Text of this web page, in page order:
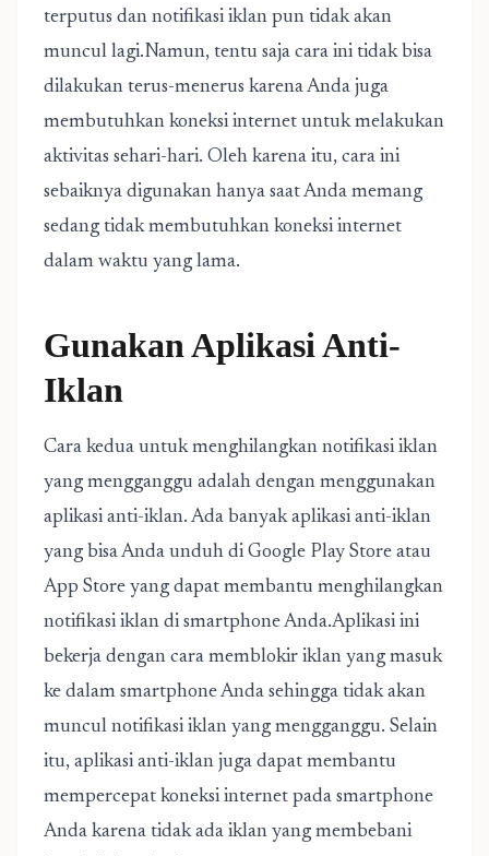
terputus dan notifikasi iklan pun tidak akan
muncul lagi.Namun, tentu saja cara ini tidak bisa
dilakukan terus-menerus karena Anda juga
membutuhkan koneksi internet untuk melakukan
aktivitas sehari-hari. Oleh karena itu, cara ini
sebaiknya digunakan hanya saat Anda memang
sedang tidak membutuhkan koneksi internet
dalam waktu yang lama.
Gunakan Aplikasi Anti-
Iklan
Cara kedua untuk menghilangkan notifikasi iklan
yang mengganggu adalah dengan menggunakan
aplikasi anti-iklan. Ada banyak aplikasi anti-iklan
yang bisa Anda unduh di Google Play Store atau
App Store yang dapat membantu menghilangkan
notifikasi iklan di smartphone Anda.Aplikasi ini
bekerja dengan cara memblokir iklan yang masuk
ke dalam smartphone Anda sehingga tidak akan
muncul notifikasi iklan yang mengganggu. Selain
itu, aplikasi anti-iklan juga dapat membantu
mempercepat koneksi internet pada smartphone
Anda karena tidak ada iklan yang membebani